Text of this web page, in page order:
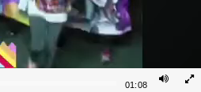
01:08